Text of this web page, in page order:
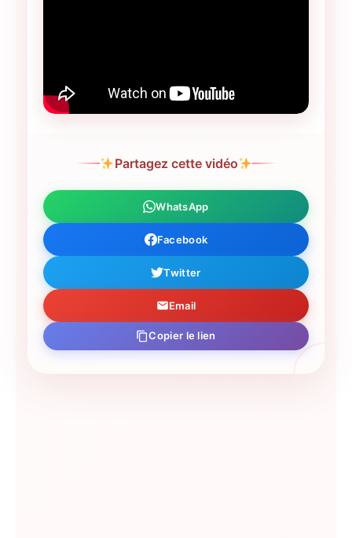
Partagez cette vidéo
WhatsApp
Facebook
Twitter
Email
Copier le lien